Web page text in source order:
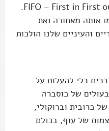
אפילו יש לזה שם חמוד : FIFO – First in First out.
אותה מאחורה ואת
והעיניים שלנו הולכות
בלי להעלות על
של כוסברה
של כרובית וברוקולי,
של עוף, בכולם